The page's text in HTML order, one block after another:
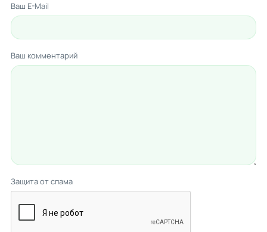
Ваш E-Mail
Ваш комментарий
Защита от спама